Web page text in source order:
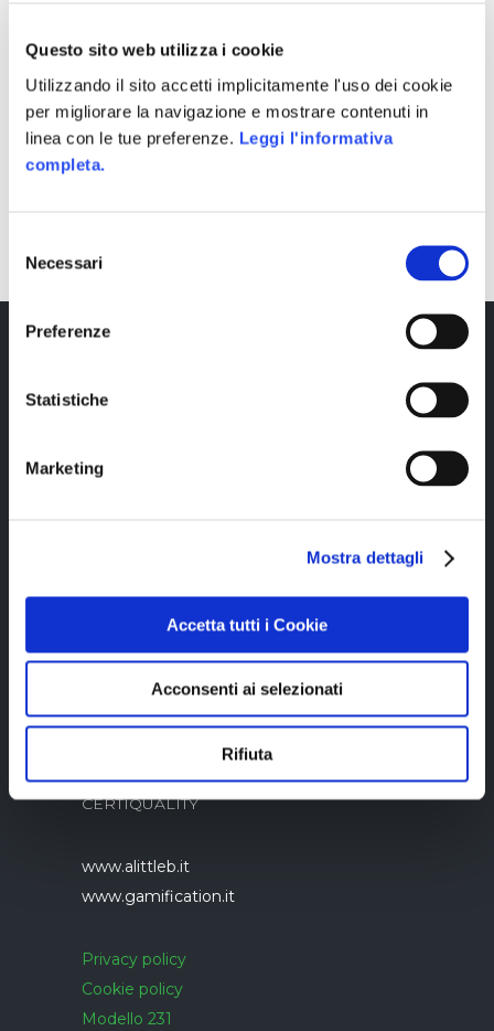
Questo sito web utilizza i cookie
Utilizzando il sito accetti implicitamente l'uso dei cookie
per migliorare la navigazione e mostrare contenuti in
linea con le tue preferenze. Leggi l'informativa
completa.
delNecessari
Preferenze
Statistiche
Marketing
Mostra dettagli
Accetta tutti i Cookie
Acconsenti ai selezionati
Rifiuta
Azienda con sistema di gestione qualità
CERTIQUALITY
www.alittleb.it
www.gamification.it
Privacy policy
Cookie policy
Modello 231